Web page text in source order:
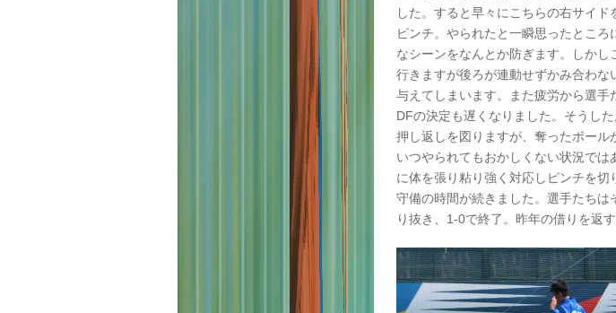
した。すると早々にこちらの右サイ
ピンチ。やられたと一瞬思ったとこ
なシーンをなんとか防ぎます。しか
行きますが後ろが連動せずかみ合わ
与えてしまいます。また疲労から選
DFの決定も遅くなりました。そうし
押し返しを図りますが、奪ったボール
いつやられてもおかしくない状況で
に体を張り粘り強く対応しピンチを
守備の時間が続きました。選手たち
り抜き、1-0で終了。昨年の借りを返